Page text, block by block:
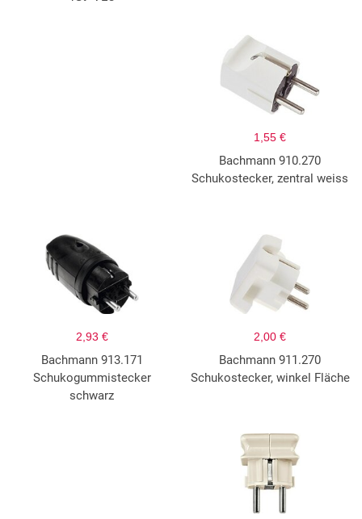
1,55 €
Bachmann 910.270
Schukostecker, zentral weiss
2,93 €
Bachmann 913.171
Schukogummistecker
schwarz
2,00 €
Bachmann 911.270
Schukostecker, winkel Fläche